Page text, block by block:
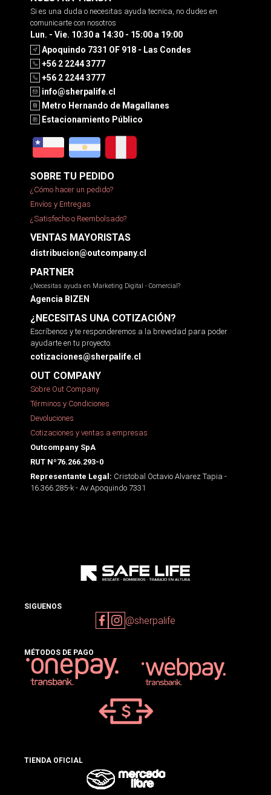
Si es una duda o necesitas ayuda tecnica, no dudes en
comunicarte con nosotros
Lun. - Vie. 10:30 a 14:30 - 15:00 a 19:00
Apoquindo 7331 OF 918 - Las Condes
+56 2 2244 3777
+56 2 2244 3777
info@sherpalife.cl
Metro Hernando de Magallanes
Estacionamiento Público
SOBRE TU PEDIDO
¿Cómo hacer un pedido?
Envíos y Entregas
¿Satisfecho o Reembolsado?
VENTAS MAYORISTAS
distribucion@outcompany.cl
PARTNER
¿Necesitas ayuda en Marketing Digital - Comercial?
Agencia BIZEN
¿NECESITAS UNA COTIZACIÓN?
Escríbenos y te responderemos a la brevedad para poder
ayudarte en tu proyecto.
cotizaciones@sherpalife.cl
OUT COMPANY
Sobre Out Company
Términos y Condiciones
Devoluciones
Cotizaciones y ventas a empresas
Outcompany SpA
RUT Nº76.266.293-0
Representante Legal: Cristobal Octavio Alvarez Tapia -
16.366.285-k - Av Apoquindo 7331
SIGUENOS
@sherpalife
MÉTODOS DE PAGO
TIENDA OFICIAL